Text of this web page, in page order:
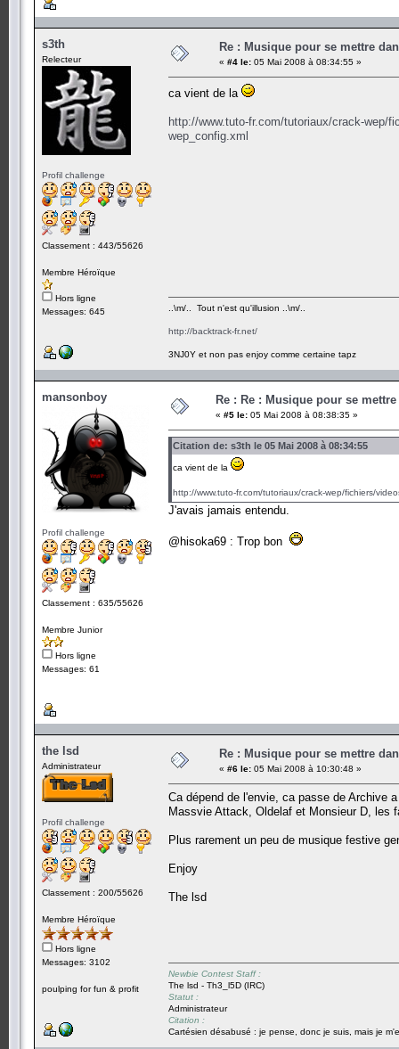
s3th
Relecteur
Profil challenge
Classement : 443/55626
Membre Héroïque
Hors ligne
Messages: 645
Re : Musique pour se mettre
« #4 le: 05 Mai 2008 à 08:34:55 »
ca vient de la
http://www.tuto-fr.com/tutoriaux/crack-wep/
wep_config.xml
..\m/.. Tout n'est qu'illusion ..\m/..
http://backtrack-fr.net/
3NJ0Y et non pas enjoy comme certaine tapz
mansonboy
Profil challenge
Classement : 635/55626
Membre Junior
Hors ligne
Messages: 61
Re : Re : Musique pour se
« #5 le: 05 Mai 2008 à 08:38:35 »
Citation de: s3th le 05 Mai 2008 à 08:34:55
ca vient de la
http://www.tuto-fr.com/tutoriaux/crack-wep/fichiers/
J'avais jamais entendu.
@hisoka69 : Trop bon
the lsd
Administrateur
Profil challenge
Classement : 200/55626
Membre Héroïque
Hors ligne
Messages: 3102
poulping for fun & profit
Re : Musique pour se mettre
« #6 le: 05 Mai 2008 à 10:30:48 »
Ca dépend de l'envie, ca passe de Archive
Massvie Attack, Oldelaf et Monsieur D, les
Plus rarement un peu de musique festive
Enjoy
The lsd
Newbie Contest Staff :
The lsd - Th3_l5D (IRC)
Statut :
Administrateur
Citation :
Cartésien désabusé : je pense, donc je suis, mais je